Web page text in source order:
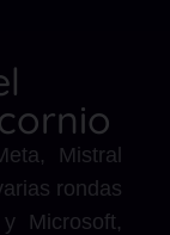
Mistral
rondas
Microsoft,